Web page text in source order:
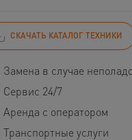
СКАЧАТЬ КАТАЛОГ ТЕХНИКИ
Замена в случае
Сервис 24/7
Аренда с оператором
Транспортные услуги